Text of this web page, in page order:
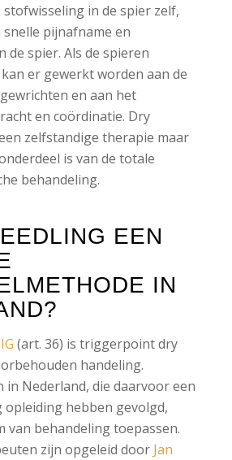
in de spier zelf,
pijnafname en
de spier. Als de spieren
er gewerkt worden aan de
en aan het
en coördinatie. Dry
zelfstandige therapie maar
is van de totale
behandeling.
EEN
IN
(art. 36) is triggerpoint dry
handeling.
in Nederland, die daarvoor een
opleiding hebben gevolgd,
van behandeling toepassen.
zijn opgeleid door Jan